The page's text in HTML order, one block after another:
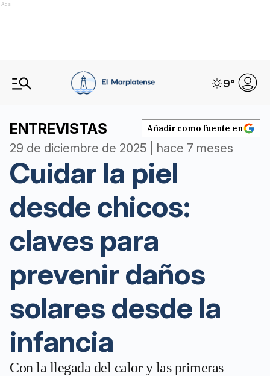
Ads
9°
ENTREVISTAS Añadir como fuente en
29 de diciembre de 2025 | hace 7 meses
Cuidar la piel
desde chicos:
claves para
prevenir daños
solares desde la
infancia
Con la llegada del calor y las primeras